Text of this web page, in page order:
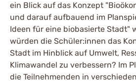
ein Blick auf das Konzept
und darauf aufbauend im
Ideen für eine biobasierte Stadt"
würden die Schüler:innen das
Stadt im Hinblick auf Umwelt,
Klimawandel zu verbessern? Im
die Teilnehmenden in